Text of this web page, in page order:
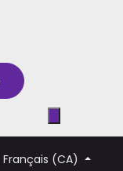
Français (CA)